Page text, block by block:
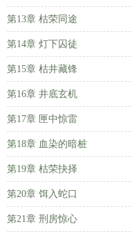
第13章 枯荣同途
第14章 灯下囚徒
第15章 枯井藏锋
第16章 井底玄机
第17章 匣中惊雷
第18章 血染的暗桩
第19章 枯荣抉择
第20章 饵入蛇口
第21章 刑房惊心